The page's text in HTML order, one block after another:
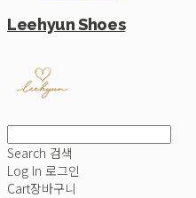
Leehyun Shoes
Search 검색
Log In 로그인
Cart장바구니